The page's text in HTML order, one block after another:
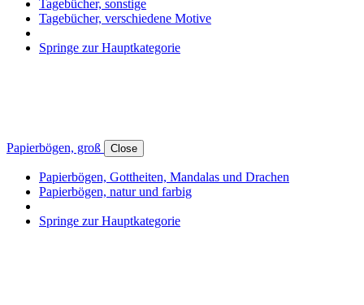
Tagebücher, sonstige
Tagebücher, verschiedene Motive
Springe zur Hauptkategorie
Papierbögen, groß Close
Papierbögen, Gottheiten, Mandalas und Drachen
Papierbögen, natur und farbig
Springe zur Hauptkategorie